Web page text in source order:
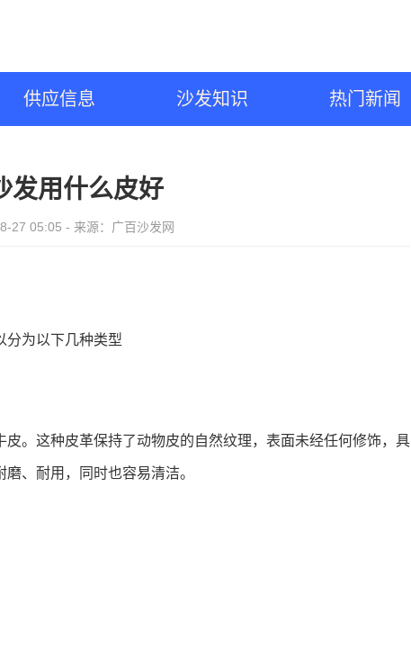
供应信息 沙发知识 热门新闻
发用什么皮好
27 05:05 - 来源：广百沙发网
分为以下几种类型
。这种皮革保持了动物皮的自然纹理，表面未经任何修饰，具
、耐用，同时也容易清洁。